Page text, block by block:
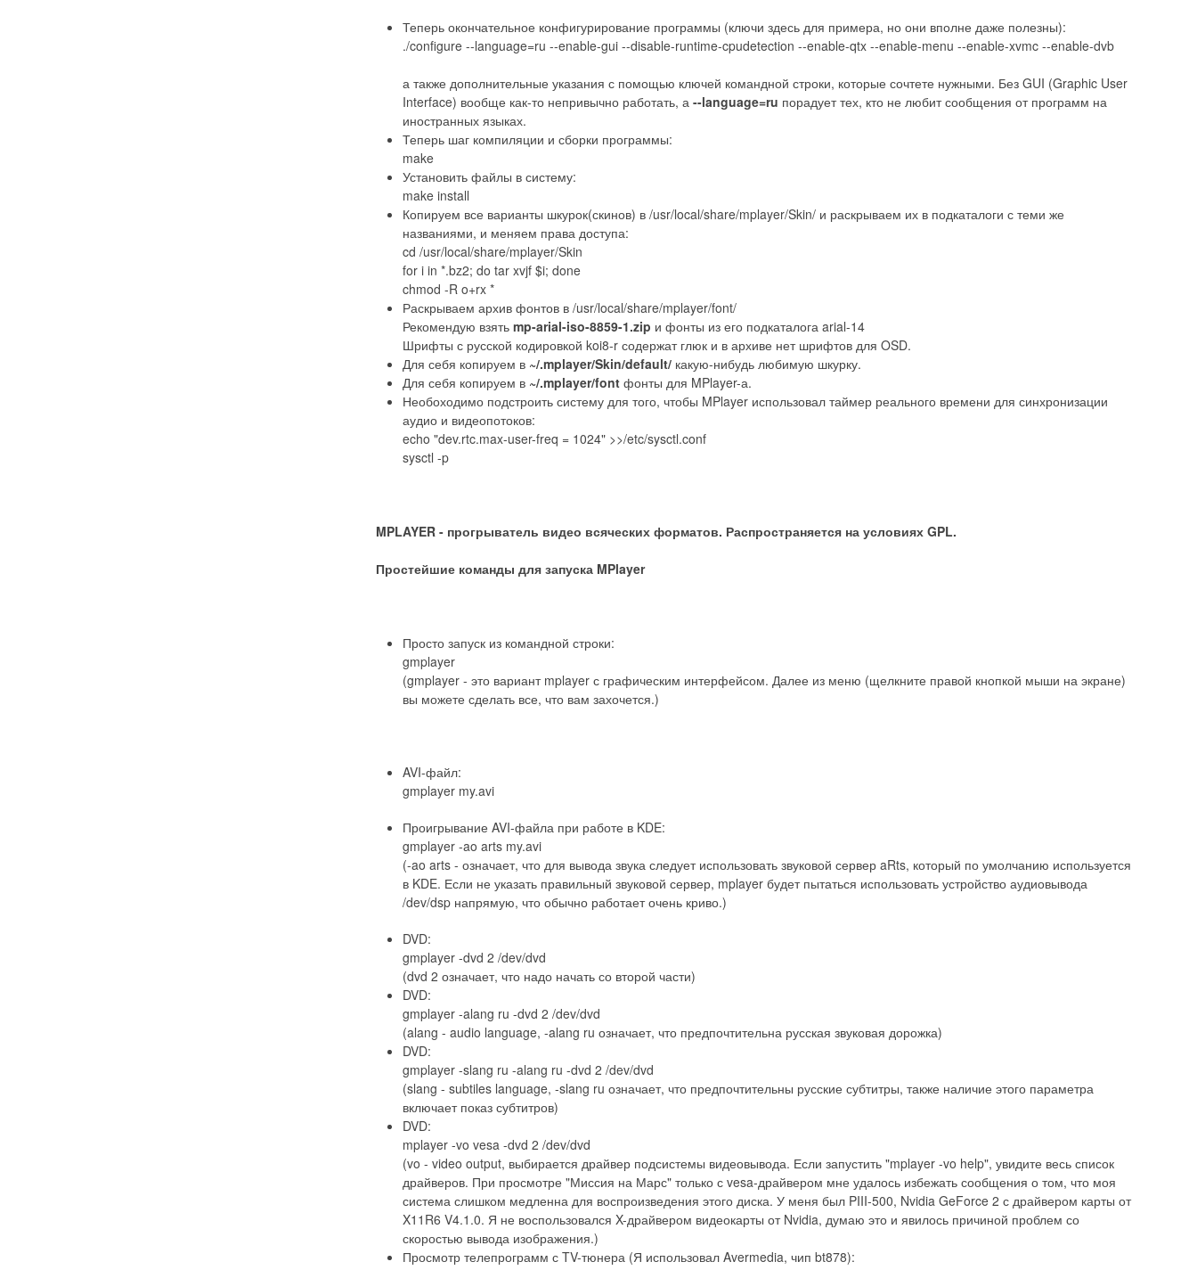
Теперь окончательное конфигурирование программы (ключи здесь для примера, но они вполне даже полезны):
./configure --language=ru --enable-gui --disable-runtime-cpudetection --enable-qtx --enable-menu --enable-xvmc --enable-dvb
а также дополнительные указания с помощью ключей командной строки, которые сочтете нужными. Без GUI (Graphic User
Interface) вообще как-то непривычно работать, а --language=ru порадует тех, кто не любит сообщения от программ на
иностранных языках.
Теперь шаг компиляции и сборки программы:
make
Установить файлы в систему:
make install
Копируем все варианты шкурок(скинов) в /usr/local/share/mplayer/Skin/ и раскрываем их в подкаталоги с теми же
названиями, и меняем права доступа:
cd /usr/local/share/mplayer/Skin
for i in *.bz2; do tar xvjf $i; done
chmod -R o+rx *
Раскрываем архив фонтов в /usr/local/share/mplayer/font/
Рекомендую взять mp-arial-iso-8859-1.zip и фонты из его подкаталога arial-14
Шрифты с русской кодировкой koi8-r содержат глюк и в архиве нет шрифтов для OSD.
Для себя копируем в ~/.mplayer/Skin/default/ какую-нибудь любимую шкурку.
Для себя копируем в ~/.mplayer/font фонты для MPlayer-а.
Необоходимо подстроить систему для того, чтобы MPlayer использовал таймер реального времени для синхронизации
аудио и видеопотоков:
echo "dev.rtc.max-user-freq = 1024" >>/etc/sysctl.conf
sysctl -p
MPLAYER - прогрыватель видео всяческих форматов. Распространяется на условиях GPL.
Простейшие команды для запуска MPlayer
Просто запуск из командной строки:
gmplayer
(gmplayer - это вариант mplayer с графическим интерфейсом. Далее из меню (щелкните правой кнопкой мыши на экране)
вы можете сделать все, что вам захочется.)
AVI-файл:
gmplayer my.avi
Проигрывание AVI-файла при работе в KDE:
gmplayer -ao arts my.avi
(-ao arts - означает, что для вывода звука следует использовать звуковой сервер aRts, который по умолчанию используется
в KDE. Если не указать правильный звуковой сервер, mplayer будет пытаться использовать устройство аудиовывода
/dev/dsp напрямую, что обычно работает очень криво.)
DVD:
gmplayer -dvd 2 /dev/dvd
(dvd 2 означает, что надо начать со второй части)
DVD:
gmplayer -alang ru -dvd 2 /dev/dvd
(alang - audio language, -alang ru означает, что предпочтительна русская звуковая дорожка)
DVD:
gmplayer -slang ru -alang ru -dvd 2 /dev/dvd
(slang - subtiles language, -slang ru означает, что предпочтительны русские субтитры, также наличие этого параметра
включает показ субтитров)
DVD:
mplayer -vo vesa -dvd 2 /dev/dvd
(vo - video output, выбирается драйвер подсистемы видеовывода. Если запустить "mplayer -vo help", увидите весь список
драйверов. При просмотре "Миссия на Марс" только с vesa-драйвером мне удалось избежать сообщения о том, что моя
система слишком медленна для воспроизведения этого диска. У меня был PIII-500, Nvidia GeForce 2 с драйвером карты от
X11R6 V4.1.0. Я не воспользовался X-драйвером видеокарты от Nvidia, думаю это и явилось причиной проблем со
скоростью вывода изображения.)
Просмотр телепрограмм с TV-тюнера (Я использовал Avermedia, чип bt878):